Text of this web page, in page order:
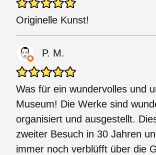
Originelle Kunst!
P. M.
Was für ein wundervolles und
Museum! Die Werke sind
organisiert und ausgestellt.
zweiter Besuch in 30 Jahren
immer noch verblüfft über die